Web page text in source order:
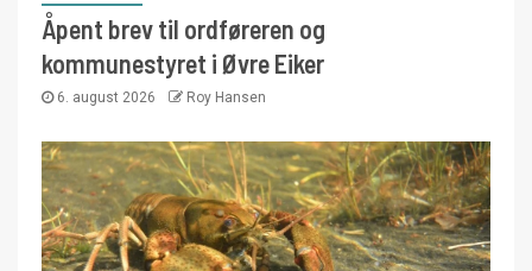
Åpent brev til ordføreren og
kommunestyret i Øvre Eiker
6. august 2026 Roy Hansen